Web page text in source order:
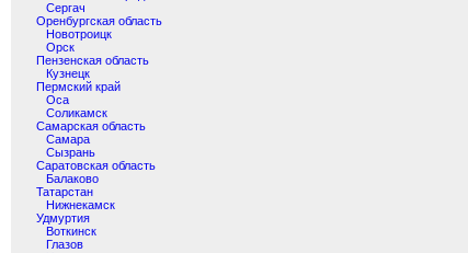
Сергач
Оренбургская область
Новотроицк
Орск
Пензенская область
Кузнецк
Пермский край
Оса
Соликамск
Самарская область
Самара
Сызрань
Саратовская область
Балаково
Татарстан
Нижнекамск
Удмуртия
Воткинск
Глазов